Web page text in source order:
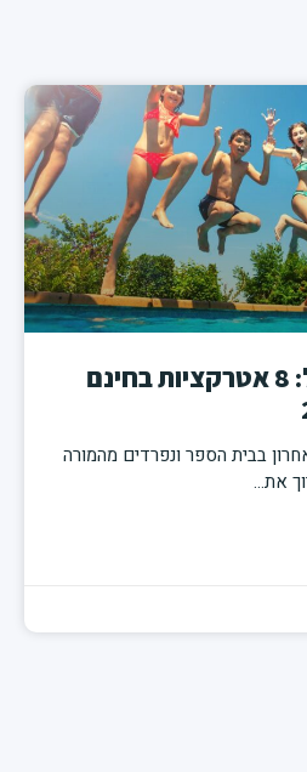
חינם בחופש הגדול: 8 אטרקציות בחינם
בבית הספר ונפרדים מהמורה
את